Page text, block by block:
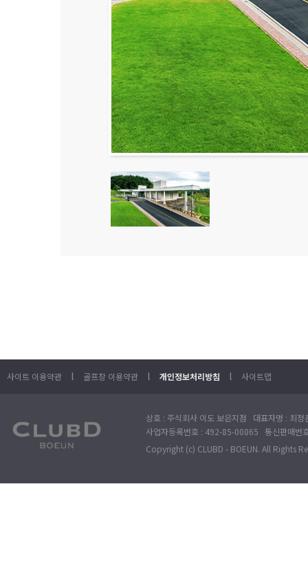
사이트 이용약관 l 골프장 이용약관 l 개인정보처리방침 l 사이트맵
상호 : 주식회사 이도 보은지점 대표자명 : 최
사업자등록번호 : 492-85-00865 통신판매
Copyright (c) CLUBD - BOEUN. All Rights